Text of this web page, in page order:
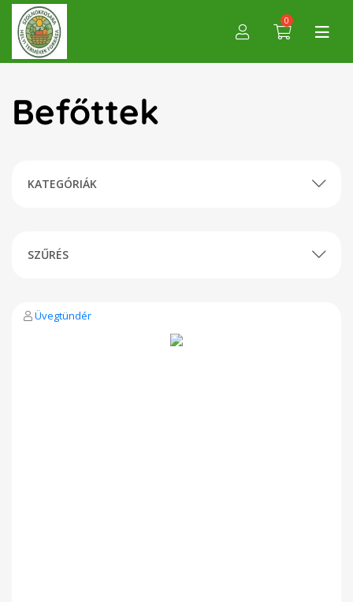
0
Befőttek
KATEGÓRIÁK
SZŰRÉS
Üvegtündér